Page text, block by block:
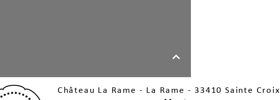
Château La Rame - La Rame - 33410 Sainte